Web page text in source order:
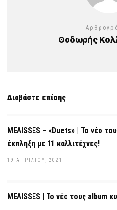
Θοδωρής
Διαβάστε επίσης
ΜΕΛΙSSES – «Duets» | Το νέο
έκπληξη με 11 καλλιτέχνες!
19 ΑΠΡΙΛΊΟΥ, 2021
ΜΕΛΙSSES | Το νέο τους album